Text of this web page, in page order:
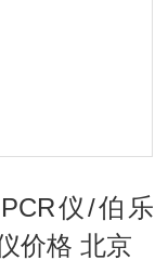
仪/伯乐
价格 北京